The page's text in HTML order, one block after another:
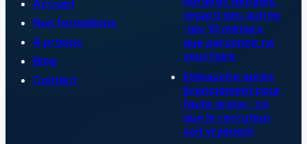
Accueil
Nos formations
À propos
Blog
Contact
regard des autres
: les 10 métiers
que personne ne
veut faire
Embauche après
licenciement pour
faute grave : ce
que le recruteur
voit vraiment